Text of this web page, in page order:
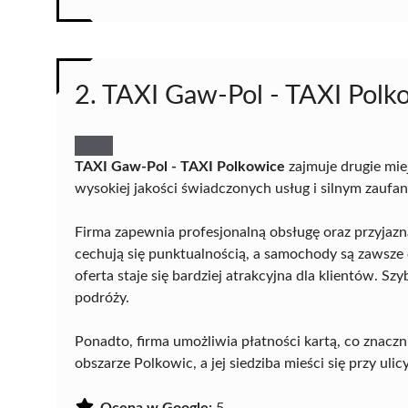
2. TAXI Gaw-Pol - TAXI
TAXI Gaw-Pol - TAXI Polkowice zajmuje drugie
wysokiej jakości świadczonych usług i silnym
Firma zapewnia profesjonalną obsługę oraz
cechują się punktualnością, a samochody są
oferta staje się bardziej atrakcyjna dla klientów.
podróży.
Ponadto, firma umożliwia płatności kartą, co
obszarze Polkowic, a jej siedziba mieści się przy